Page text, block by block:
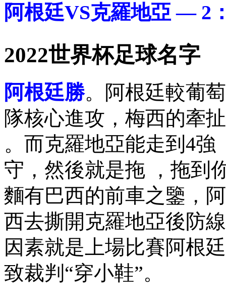
阿根廷VS克羅地亞 — 2：1
2022世界杯足球名字
阿根廷勝。阿根廷
隊核心進攻，梅西的牽
。而克羅地亞能走到4強
守 ，然後就是拖 ，拖到
麵有巴西的前車之鑒 ，
西去撕開克羅地亞後防線
因素就是上場比賽阿根
致裁判“穿小鞋”。